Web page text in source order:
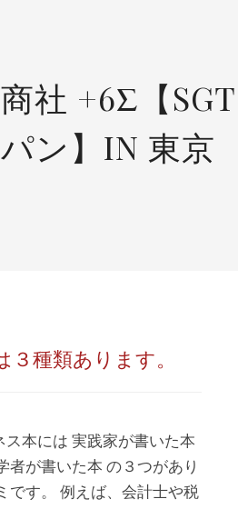
社 +6Σ【SGT
ン】IN 東京
種類あります。
本には 実践家が書いた本
者が書いた本 の３つがあり
です。 例えば、会計士や税